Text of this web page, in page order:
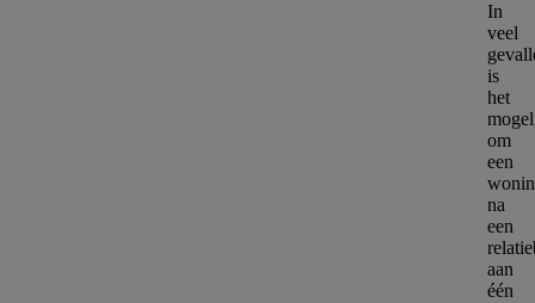
In
veel
is
het
om
een
na
een
aan
één